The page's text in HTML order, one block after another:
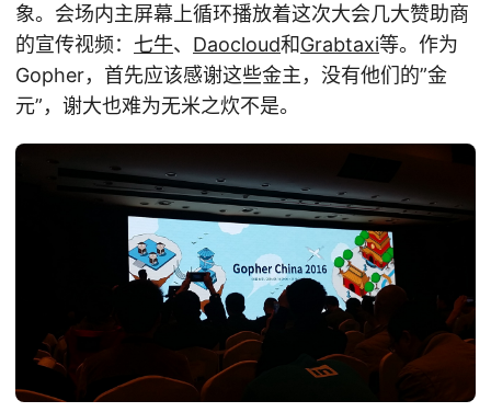
象。会场内主屏幕上循环播放着这次大会几大赞助商
的宣传视频： 七牛、 Daocloud和Grabtaxi等。作为
Gopher，首先应该感谢这些金主，没有他们的”金
元”，谢大也难为无米之炊不是。